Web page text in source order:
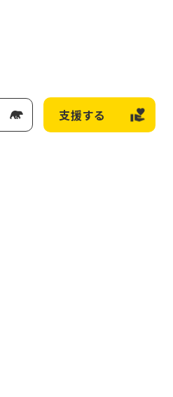
支援する